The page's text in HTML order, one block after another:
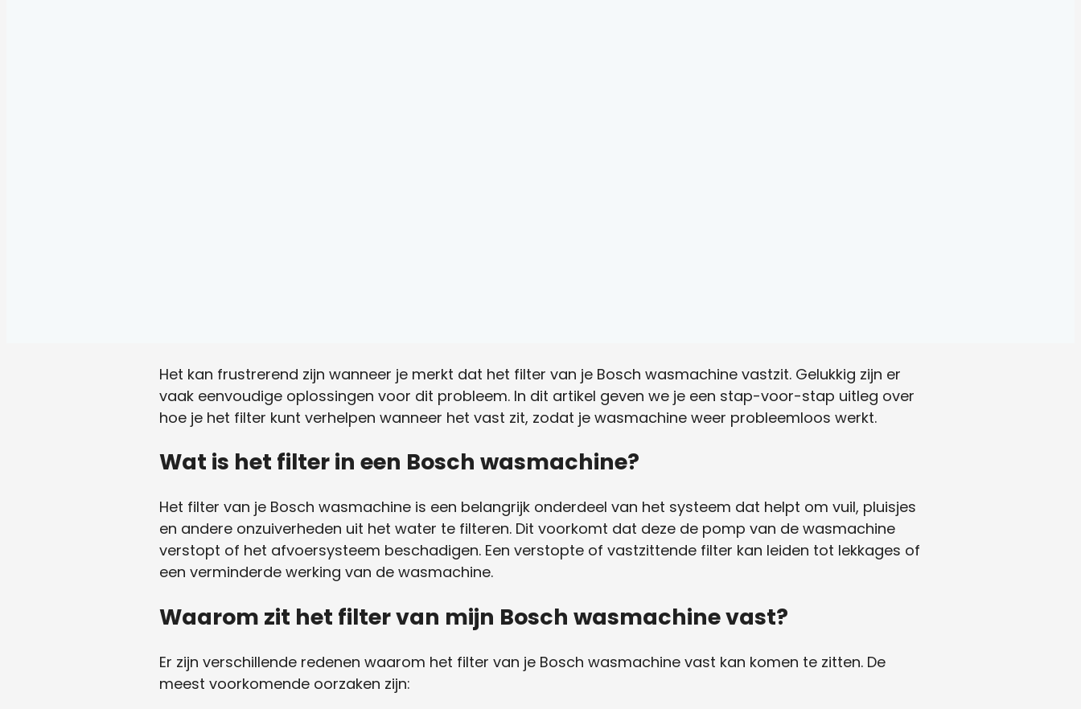
Het kan frustrerend zijn wanneer je merkt dat het filter van je Bosch wasmachine vastzit. Gelukkig zijn er
vaak eenvoudige oplossingen voor dit probleem. In dit artikel geven we je een stap-voor-stap uitleg over
hoe je het filter kunt verhelpen wanneer het vast zit, zodat je wasmachine weer probleemloos werkt.
Wat is het filter in een Bosch wasmachine?
Het filter van je Bosch wasmachine is een belangrijk onderdeel van het systeem dat helpt om vuil, pluisjes
en andere onzuiverheden uit het water te filteren. Dit voorkomt dat deze de pomp van de wasmachine
verstopt of het afvoersysteem beschadigen. Een verstopte of vastzittende filter kan leiden tot lekkages of
een verminderde werking van de wasmachine.
Waarom zit het filter van mijn Bosch wasmachine vast?
Er zijn verschillende redenen waarom het filter van je Bosch wasmachine vast kan komen te zitten. De
meest voorkomende oorzaken zijn: